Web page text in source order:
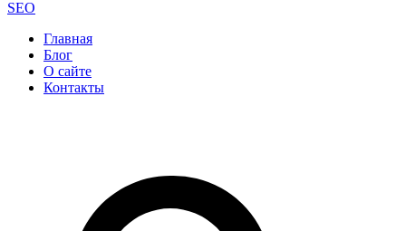
SEO
Главная
Блог
О сайте
Контакты